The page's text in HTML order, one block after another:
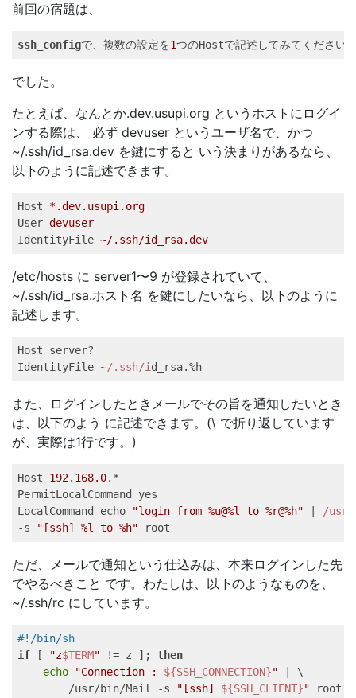
前回の宿題は、
ssh_configで、複数の設定を1つのHostで記述してみてくださ
でした。
たとえば、なんとか.dev.usupi.org というホストにログイ
ンする際は、 必ず devuser というユーザ名で、かつ
~/.ssh/id_rsa.dev を鍵にすると いう決まりがあるなら、
以下のように記述できます。
Host
*.dev.usupi.org
User devuser
IdentityFile ~/.ssh/id_rsa.dev
/etc/hosts に server1〜9 が登録されていて、
~/.ssh/id_rsa.ホスト名 を鍵にしたいなら、以下のように
記述します。
Host server?
IdentityFile ~/.ssh/id_rsa.%h
また、ログインしたときメールでその旨を通知したいとき
は、以下のよう に記述できます。(\ で折り返しています
が、実際は1行です。)
Host 192.168.0.*
PermitLocalCommand yes
LocalCommand echo
"login from %u@%l to %r@%h" /usr/
-s
"[ssh] %l to %h" root
ただ、メールで通知という仕込みは、本来ログインした先
でやるべきこと です。わたしは、以下のようなものを、
~/.ssh/rc にしています。
#!/bin/sh
if [ "z$TERM" != z ]; then
echo
"Connection : ${SSH_CONNECTION}" | \
        /usr/bin/Mail -s
"[ssh] ${SSH_CLIENT}"